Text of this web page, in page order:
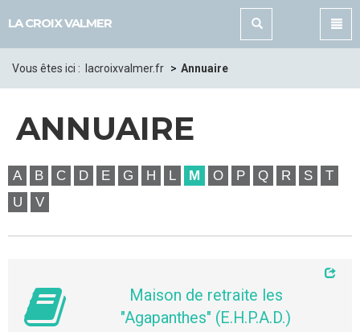
LA CROIX VALMER
Vous êtes ici : lacroixvalmer.fr Annuaire
ANNUAIRE
A B C D E G H L M O P Q R S
T
U
V
Maison de retraite les
"Agapanthes" (E.H.P.A.D.)